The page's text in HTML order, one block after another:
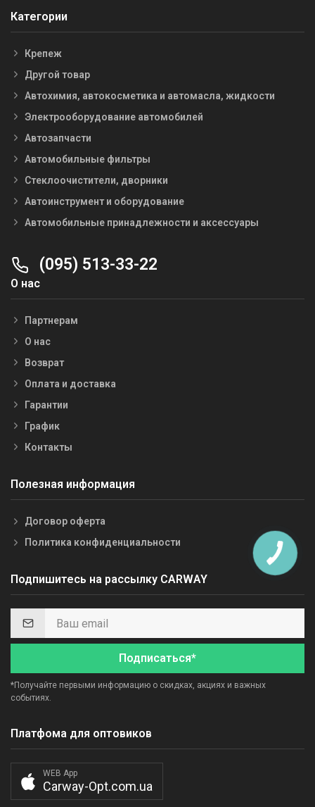
Категории
Крепеж
Другой товар
Автохимия, автокосметика и автомасла, жидкости
Электрооборудование автомобилей
Автозапчасти
Автомобильные фильтры
Стеклоочистители, дворники
Автоинструмент и оборудование
Автомобильные принадлежности и аксессуары
(095) 513-33-22
О нас
Партнерам
О нас
Возврат
Оплата и доставка
Гарантии
График
Контакты
Полезная информация
Договор оферта
Политика конфиденциальности
Подпишитесь на рассылку CARWAY
Подписаться*
*Получайте первыми информацию о скидках, акциях и важных
событиях.
Платфома для оптовиков
WEB App
Carway-Opt.com.ua